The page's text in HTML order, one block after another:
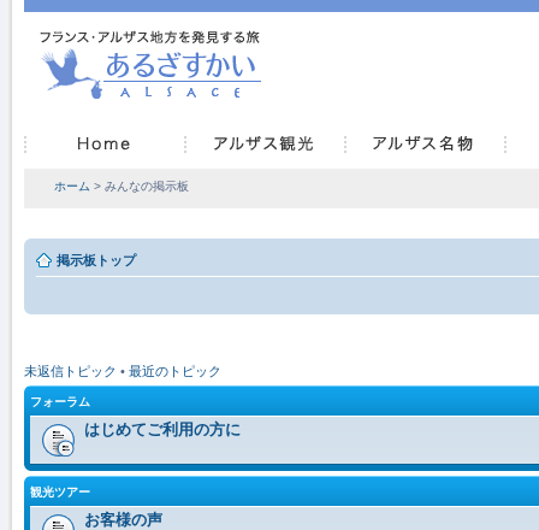
ホーム > みんなの掲示板
掲示板トップ
未返信トピック • 最近のトピック
フォーラム
はじめてご利用の方に
観光ツアー
お客様の声